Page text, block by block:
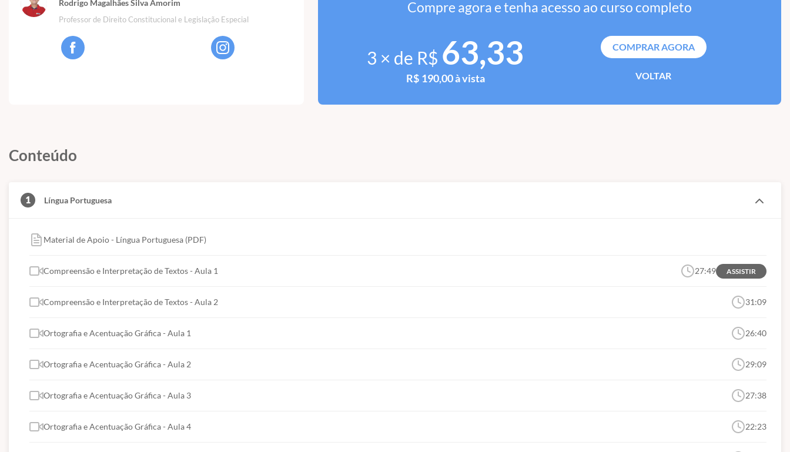
Rodrigo Magalhães Silva Amorim
Professor de Direito Constitucional e Legislação Especial
Compre agora e tenha acesso ao curso completo
3 × de R$ 63,33
R$ 190,00 à vista
COMPRAR AGORA
VOLTAR
Conteúdo
1 Língua Portuguesa
Material de Apoio - Língua Portuguesa (PDF)
Compreensão e Interpretação de Textos - Aula 1 27:49 ASSISTIR
Compreensão e Interpretação de Textos - Aula 2 31:09
Ortografia e Acentuação Gráfica - Aula 1 26:40
Ortografia e Acentuação Gráfica - Aula 2 29:09
Ortografia e Acentuação Gráfica - Aula 3 27:38
Ortografia e Acentuação Gráfica - Aula 4 22:23